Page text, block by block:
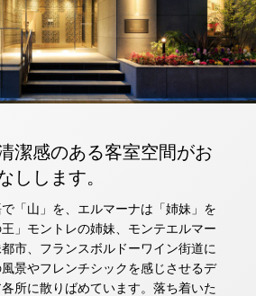
潔感のある客室空間がお
しします。
「山」を、エルマーナは「姉妹」を
」モントレの姉妹、モンテエルマー
市、フランスボルドーワイン街道に
景やフレンチシックを感じさせるデ
所に散りばめています。落ち着いた
プ
ユー
ーブ
イン
グラ
ム
ファ
ブッ
人 室数 1室
予約確認・キャンセル